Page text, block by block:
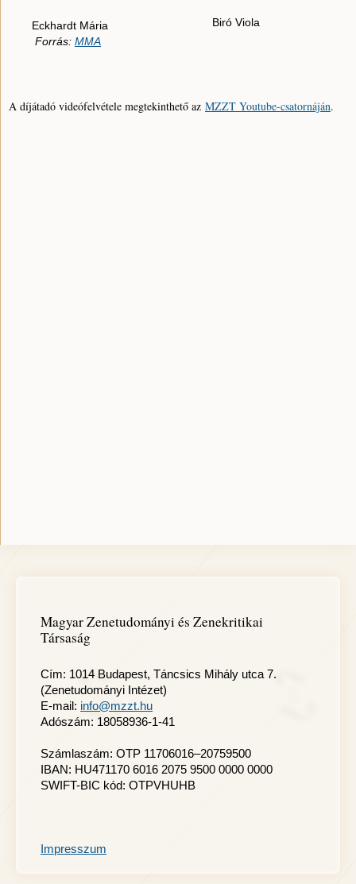
Eckhardt Mária
Forrás: MMA
Biró Viola
A díjátadó videófelvétele megtekinthető az MZZT Youtube-csatornáján.
Magyar Zenetudományi és Zenekritikai
Társaság
Cím: 1014 Budapest, Táncsics Mihály utca 7.
(Zenetudományi Intézet)
E-mail: info@mzzt.hu
Adószám: 18058936-1-41
Számlaszám: OTP 11706016–20759500
IBAN: HU471170 6016 2075 9500 0000 0000
SWIFT-BIC kód: OTPVHUHB
Impresszum